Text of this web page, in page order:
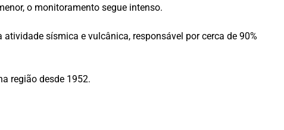
o monitoramento segue intenso.
sísmica e vulcânica, responsável por cerca de 90%
região desde 1952.